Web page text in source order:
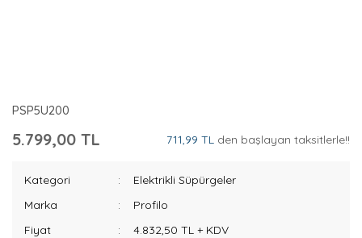
PSP5U200
5.799,00 TL 711,99 TL den başlayan taksitlerle!!
Kategori
Elektrikli Süpürgeler
Marka
Profilo
Fiyat
4.832,50 TL + KDV